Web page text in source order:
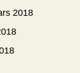
2018